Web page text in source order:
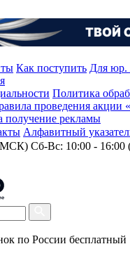
Как поступить Для юр.
Политика
проведения акции
получение рекламы
Алфавитный
Сб-Вс: 10:00 -
по России бесплатный